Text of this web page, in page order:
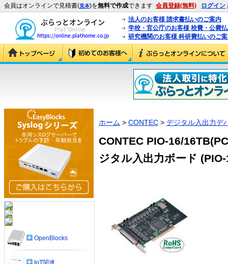
会員はオンラインで見積書(見本)を無料で作成できます 会員登録(無料) ログイン
法人のお客様 請求書払いのご案内
学校・官公庁のお客様 校費・公費
研究機関のお客様 科研費払いのご
ホーム > CONTEC > デジタル入出力デ
CONTEC PIO-16/
ジタル入出力ボード
OpenBlocks
IoT関連